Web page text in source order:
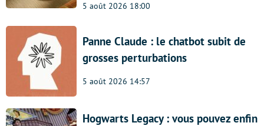
5 août 2026 18:00
Panne Claude : le chatbot subit de
grosses perturbations
5 août 2026 14:57
Hogwarts Legacy : vous pouvez enfin